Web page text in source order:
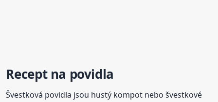
Recept na povidla
Švestková povidla jsou hustý kompot nebo švestkové